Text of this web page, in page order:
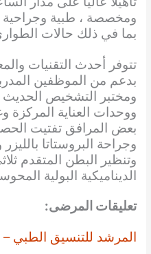
ومخصصة ، طبية وجراحية
بما في ذلك حالات
تتوفر أحدث التقنيات
بدعم من الموظفين
ومختبر التشخيص الحديث
ووحدات العناية
وجراحة البروستاتا
وتنظير البطن المتقدم
الديناميكية البولية
تعليقات المرضى:
المرشد للتنسيق الطبي – YouTube